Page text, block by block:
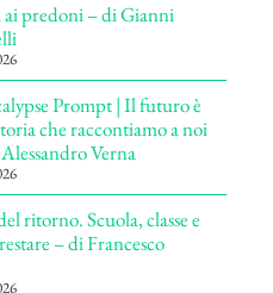
ai predoni – di Gianni
Prompt | Il futuro è
che raccontiamo a noi
Verna
ritorno. Scuola, classe e
– di Francesco